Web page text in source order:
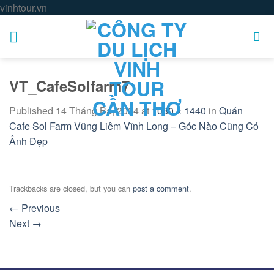
vinhtour.vn
VT_CafeSolfarm7
Published 14 Tháng Ba, 2024at 1080 × 1440 in Quán
Cafe Sol Farm Vũng Liêm Vĩnh Long – Góc Nào Cũng Có
Ảnh Đẹp
Trackbacks are closed, but you can post a comment.
← Previous
Next →